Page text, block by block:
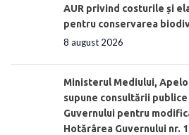
AUR privind costurile și
pentru conservarea
8 august 2026
Ministerul Mediului,
supune consultării
Guvernului pentru
Hotărârea Guvernului nr.